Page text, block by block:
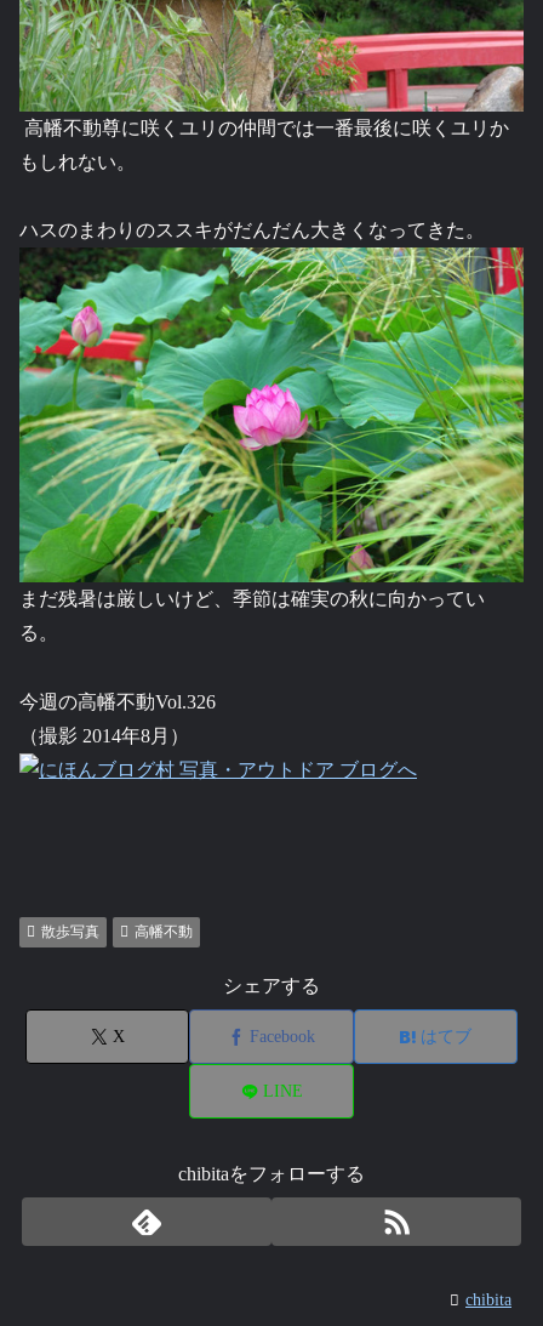
高幡不動尊に咲くユリの仲間では一番最後に咲くユリか
もしれない。
ハスのまわりのススキがだんだん大きくなってきた。
まだ残暑は厳しいけど、季節は確実の秋に向かってい
る。
今週の高幡不動Vol.326
（撮影 2014年8月）
散歩写真 高幡不動
シェアする
X Facebook はてブ
LINE
chibitaをフォローする
chibita